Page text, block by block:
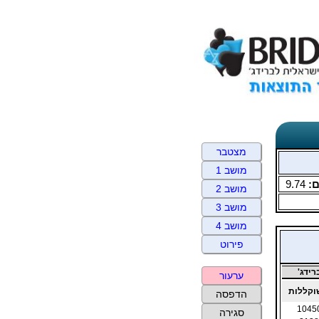
9.74
מצטבר
מושב 1
מושב 2
מושב 3
מושב 4
פירוט
ערעור
הדפסה
סגירה